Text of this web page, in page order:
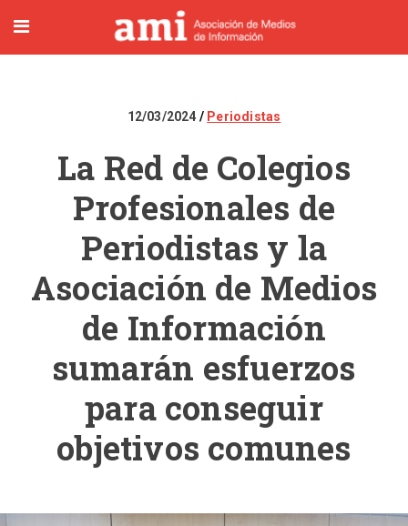
12/03/2024 Periodistas
La Red de Colegios
Profesionales de
Periodistas y la
Asociación de Medios
de Información
sumarán esfuerzos
para conseguir
objetivos comunes